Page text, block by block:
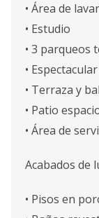
• Área de
• Estudio
• 3 parqueos
•
• Terraza y
• Patio
• Área de
Acabados de
• Pisos en